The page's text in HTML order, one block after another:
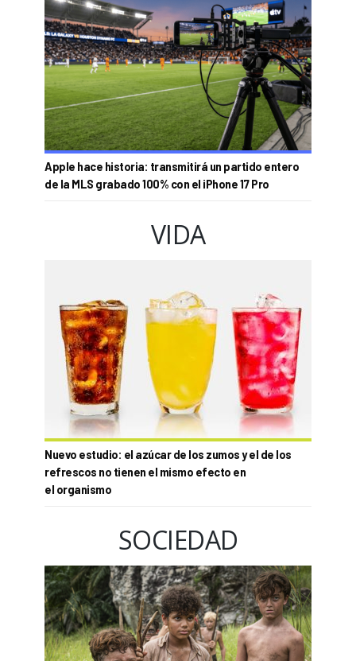
Apple hace historia: transmitirá un partido entero
de la MLS grabado 100% con el iPhone 17 Pro
VIDA
Nuevo estudio: el azúcar de los zumos y el de los
refrescos no tienen el mismo efecto en
el organismo
SOCIEDAD